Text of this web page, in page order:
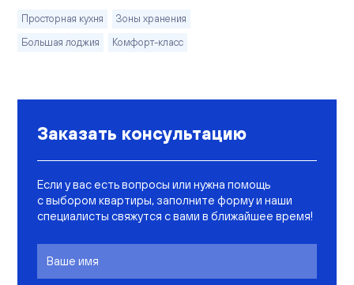
Просторная кухня
Зоны хранения
Большая лоджия
Комфорт-класс
Заказать консультацию
Если у вас есть вопросы или нужна помощь
с выбором квартиры, заполните форму и наши
специалисты свяжутся с вами в ближайшее время!